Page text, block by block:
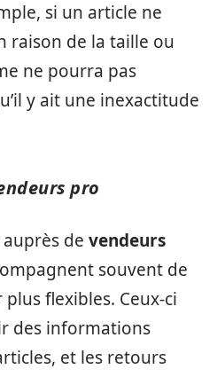
si un article ne
raison de la taille ou
ne pourra pas
y ait une inexactitude
pro
de vendeurs
souvent de
flexibles. Ceux-ci
des informations
et les retours